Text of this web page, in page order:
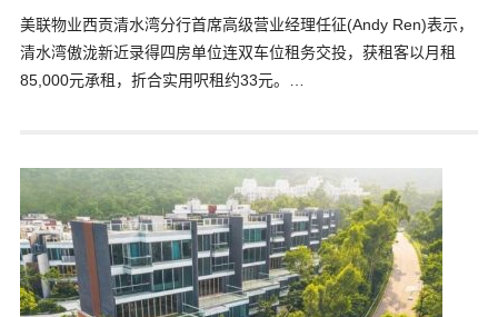
美联物业西贡清水湾分行首席高级营业经理任征(Andy Ren)表示，
清水湾傲泷新近录得四房单位连双车位租务交投，获租客以月租
85,000元承租，折合实用呎租约33元。…